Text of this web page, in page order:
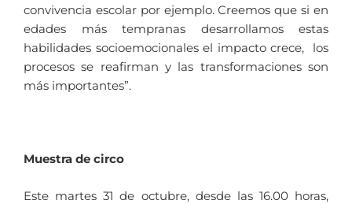
convivencia escolar por ejemplo. Creemos que si en
edades más tempranas desarrollamos estas
habilidades socioemocionales el impacto crece, los
procesos se reafirman y las transformaciones son
más importantes”.
Muestra de circo
Este martes 31 de octubre, desde las 16.00 horas,